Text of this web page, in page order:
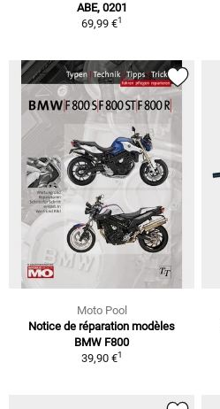
ABE, 0201
69,99 €1
Moto Pool
Notice de réparation modèles
BMW F800
39,90 €1